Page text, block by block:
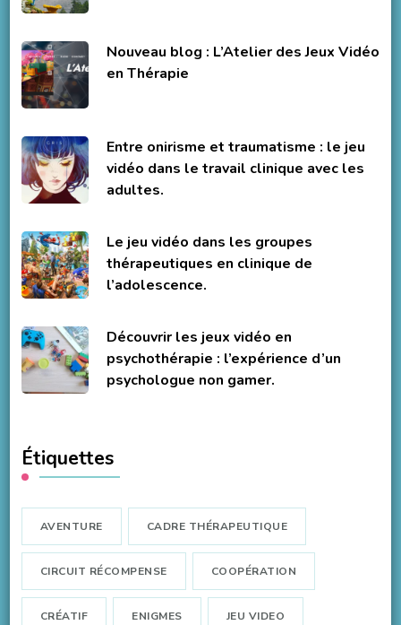
Nouveau blog : L’Atelier des Jeux Vidéo
en Thérapie
Entre onirisme et traumatisme : le jeu
vidéo dans le travail clinique avec les
adultes.
Le jeu vidéo dans les groupes
thérapeutiques en clinique de
l’adolescence.
Découvrir les jeux vidéo en
psychothérapie : l’expérience d’un
psychologue non gamer.
Étiquettes
AVENTURE CADRE THÉRAPEUTIQUE
CIRCUIT RÉCOMPENSE COOPÉRATION
CRÉATIF ENIGMES JEU VIDEO